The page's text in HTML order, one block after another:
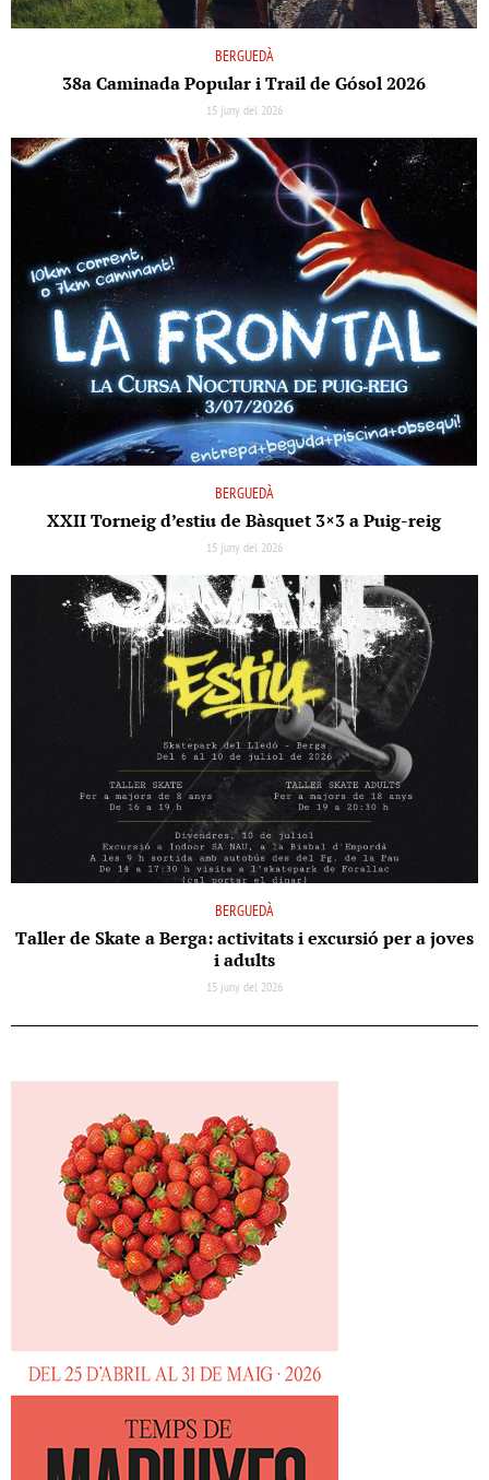
BERGUEDÀ
38a Caminada Popular i Trail de Gósol 2026
15 juny del 2026
BERGUEDÀ
XXII Torneig d’estiu de Bàsquet 3×3 a Puig-reig
15 juny del 2026
BERGUEDÀ
Taller de Skate a Berga: activitats i excursió per a joves
i adults
15 juny del 2026